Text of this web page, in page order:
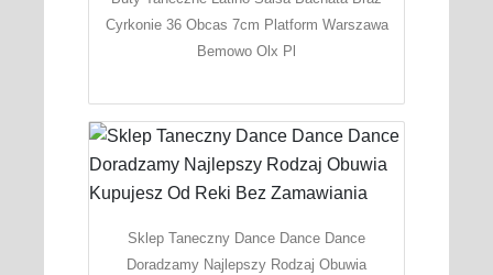
Cyrkonie 36 Obcas 7cm Platform Warszawa
Bemowo Olx Pl
Sklep Taneczny Dance Dance Dance
Doradzamy Najlepszy Rodzaj Obuwia